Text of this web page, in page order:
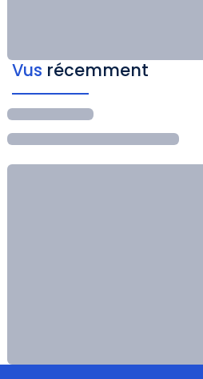
Vus récemment